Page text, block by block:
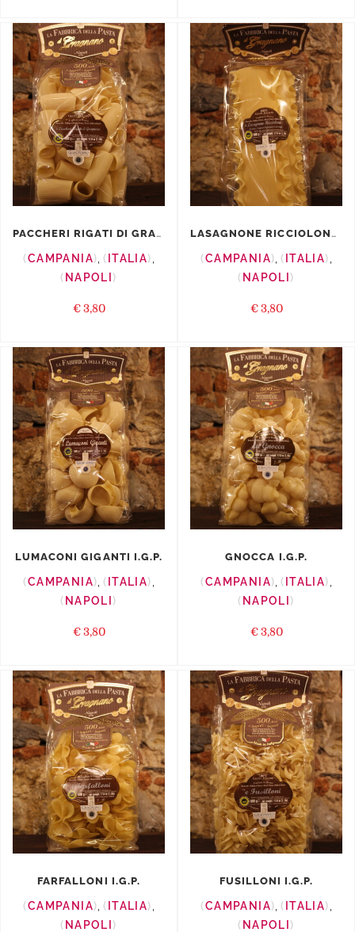
PACCHERI RIGATI DI GRAGNANO I.G.P.
CAMPANIA
ITALIA
NAPOLI
€ 3,80
LASAGNONE RICCIOLONE I.G.P.
CAMPANIA
ITALIA
NAPOLI
€ 3,80
LUMACONI GIGANTI I.G.P.
CAMPANIA ITALIA
NAPOLI
€ 3,80
GNOCCA I.G.P.
CAMPANIA ITALIA
NAPOLI
€ 3,80
FARFALLONI I.G.P.
CAMPANIA ITALIA
NAPOLI
FUSILLONI I.G.P.
CAMPANIA ITALIA
NAPOLI